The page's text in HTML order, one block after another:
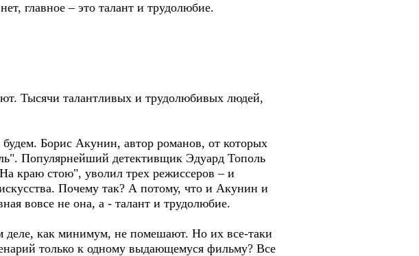
главное – это талант и трудолюбие.
Тысячи талантливых и трудолюбивых людей,
Борис Акунин, автор романов, от которых
Популярнейший детективщик Эдуард Тополь
краю стою", уволил трех режиссеров – и
Почему так? А потому, что и Акунин и
вовсе не она, а - талант и трудолюбие.
деле, как минимум, не помешают. Но их все-таки
только к одному выдающемуся фильму? Все